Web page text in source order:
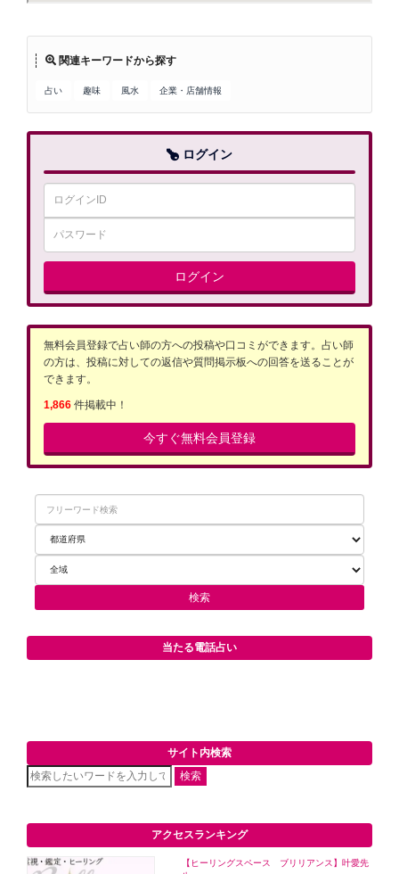
関連キーワードから探す
占い 趣味 風水 企業・店舗情報
ログイン
ログイン
無料会員登録で占い師の方への投稿や口コミができます。占い師
の方は、投稿に対しての返信や質問掲示板への回答を送ることが
できます。
1,866 件掲載中！
今すぐ無料会員登録
当たる電話占い
サイト内検索
検索
アクセスランキング
【ヒーリングスペース ブリリアンス】叶愛先